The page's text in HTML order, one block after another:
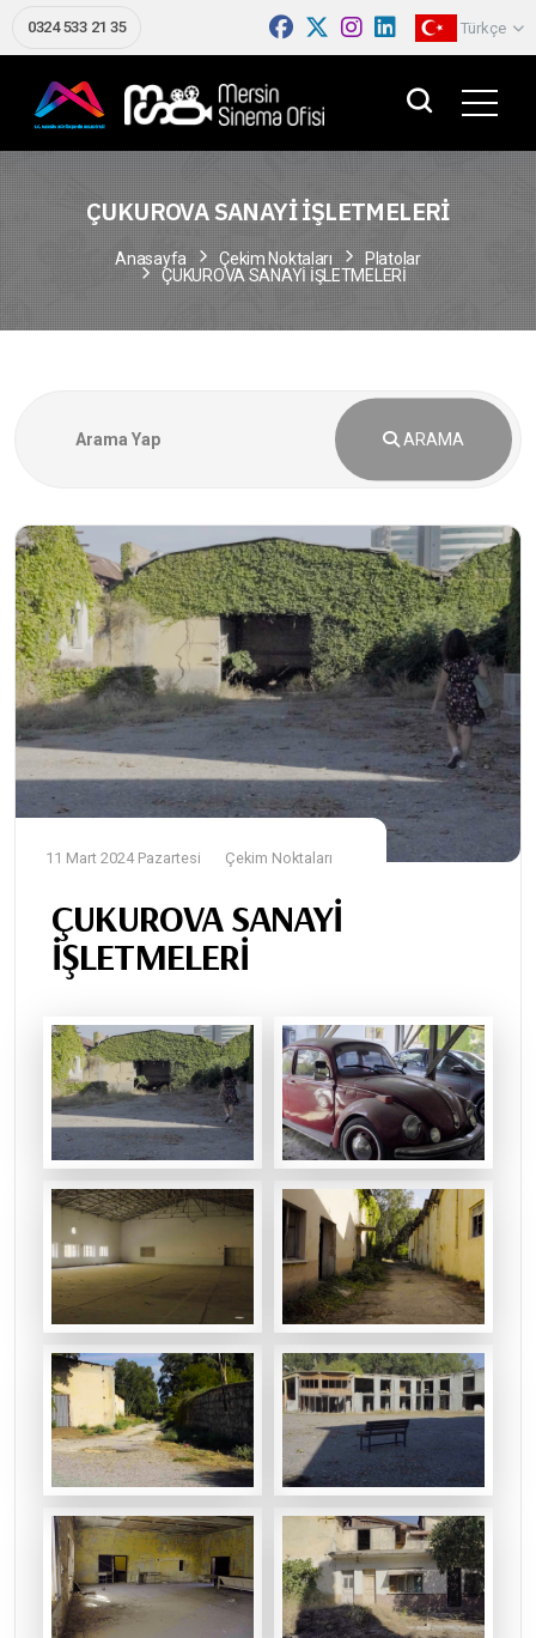
0324 533 21 35 Türkçe
ÇUKUROVA SANAYİ İŞLETMELERİ
Anasayfa Çekim Noktaları
Platolar
ÇUKUROVA SANAYİ İŞLETMELERİ
ARAMA
11 Mart 2024 Pazartesi Çekim Noktaları
ÇUKUROVA SANAYİ
İŞLETMELERİ